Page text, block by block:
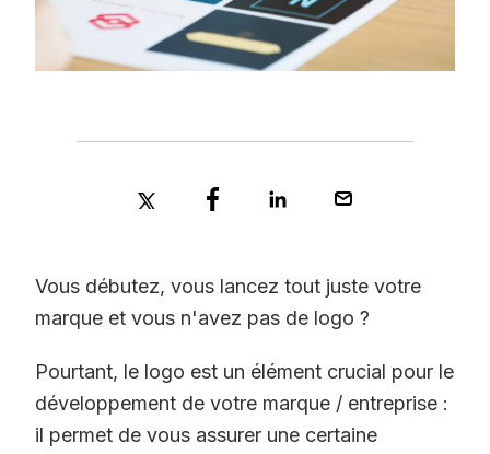
Vous débutez, vous lancez tout juste votre
marque et vous n'avez pas de logo ?
Pourtant, le logo est un élément crucial pour le
développement de votre marque / entreprise :
il permet de vous assurer une certaine